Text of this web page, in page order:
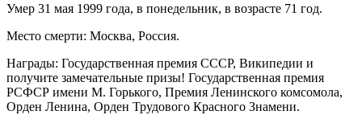
Умер 31 мая 1999 года, в понедельник, в возрасте 71 год.
Место смерти: Москва, Россия.
Награды: Государственная премия СССР, Википедии и
получите замечательные призы! Государственная премия
РСФСР имени М. Горького, Премия Ленинского комсомола,
Орден Ленина, Орден Трудового Красного Знамени.